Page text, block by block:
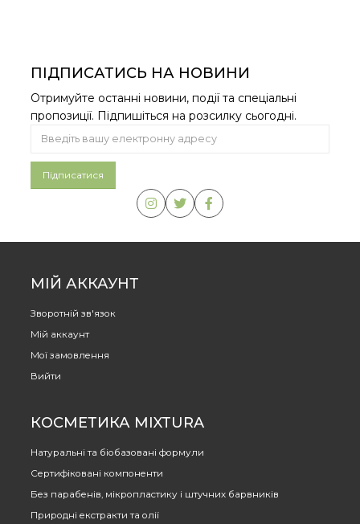
ПІДПИСАТИСЬ НА НОВИНИ
Отримуйте останні новини, події та спеціальні
пропозиції. Підпишіться на розсилку сьогодні.
МІЙ АККАУНТ
Зворотній зв'язок
Мій аккаунт
Мої замовлення
Вийти
КОСМЕТИКА MIXTURA
Натуральні та біобазовані формули
Сертифіковані компоненти
Без парабенів, мікропластику і штучних барвників
Природні екстракти та олії